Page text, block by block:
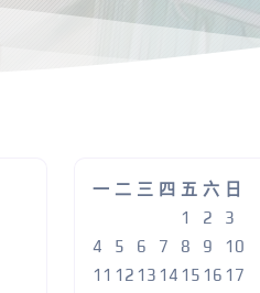
一 二 三 四 五 六 日
1
2
3
4
5 6 7 8 9
10
11 12 13 14 15 16 17